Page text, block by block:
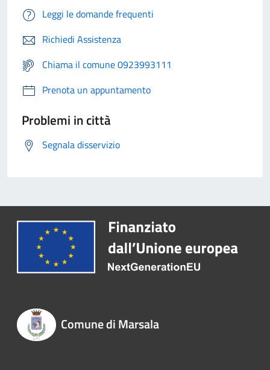
Leggi le domande frequenti
Richiedi Assistenza
Chiama il comune 0923993111
Prenota un appuntamento
Problemi in città
Segnala disservizio
Comune di Marsala